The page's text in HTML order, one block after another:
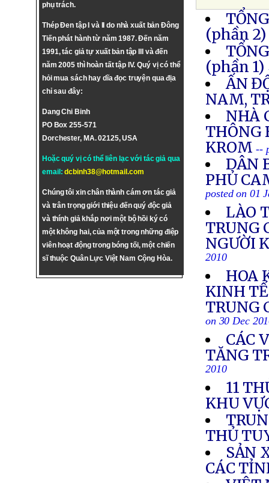
phụ trách.
Thép Đen tập I và II do nhà xuất bản Đông
Tiến phát hành từ năm 1987. Đến năm
1991, tác giả tự xuất bản tập III và đến
năm 2005 thì hoàn tất tập IV. Quý vị có thể
hỏi mua sách hay dĩa đọc truyện qua địa
chỉ sau đây:
Dang Chi Binh
PO Box 255-571
Dorchester, MA. 02125, USA
Hoặc quý vị có thể liên lạc với tác giả qua
email:dcbinh38@hotmail.com
Chúng tôi xin chân thành cám ơn tác giả
và trân trọng giới thiệu đến quý độc giả
và thính giả khắp nơi một bộ hồi ký có
một không hai, của một trong những điệp
viên hoạt động trong bóng tối, một chiến
sĩ thuộc Quân Lực Việt Nam Cộng Hòa.
(phần 2)
(phần 1)
ẤN
NAM,
NHÀ
THÔNG
KROM --
DÂN
PHỦ
posted on 01
LÀO
TRUNG
NGƯỜI
2010
HOA
KINH
TRUNG
on 30 Dec
CÁC
TĂNG
2010
11
KHU
THỦ
SẢN
CÁC